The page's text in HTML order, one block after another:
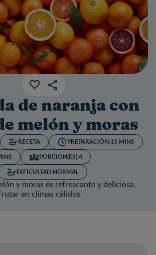
de naranja con
melón y moras
RECETA PREPARACIÓN:15 MINS
PORCION(ES):4
DIFICULTAD:NORMAL
y moras es refrescante y deliciosa,
en climas cálidos.